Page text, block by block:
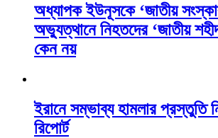
অধ্যাপক ইউনূসকে ‘জাতীয়
অভ্যুত্থানে নিহতদের ‘জাতীয়
কেন নয়
ইরানে সম্ভাব্য হামলার প্রস্তুতি
রিপোর্ট